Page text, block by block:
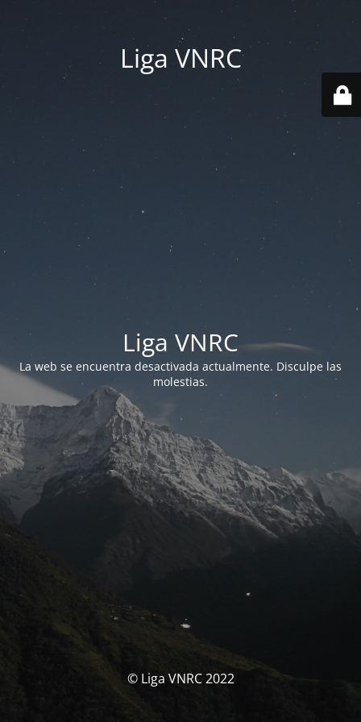
Liga VNRC
Liga VNRC
La web se encuentra desactivada actualmente. Disculpe las
molestias.
© Liga VNRC 2022